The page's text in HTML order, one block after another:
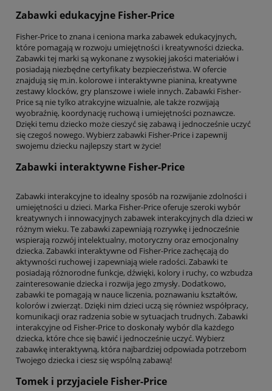
Zabawki edukacyjne Fisher-Price
Fisher-Price to znana i ceniona marka zabawek edukacyjnych,
które pomagają w rozwoju umiejętności i kreatywności dziecka.
Zabawki tej marki są wykonane z wysokiej jakości materiałów i
posiadają niezbędne certyfikaty bezpieczeństwa. W ofercie
znajdują się m.in. kolorowe i interaktywne pianina, kreatywne
zestawy klocków, gry planszowe i wiele innych. Zabawki Fisher-
Price są nie tylko atrakcyjne wizualnie, ale także rozwijają
wyobraźnię, koordynację ruchową i umiejętności poznawcze.
Dzięki temu dziecko może cieszyć się zabawą i jednocześnie uczyć
się czegoś nowego. Wybierz zabawki Fisher-Price i zapewnij
swojemu dziecku najlepszy start w życie!
Zabawki interaktywne Fisher-Price
Zabawki interakcyjne to idealny sposób na rozwijanie zdolności i
umiejętności u dzieci. Marka Fisher-Price oferuje szeroki wybór
kreatywnych i innowacyjnych zabawek interakcyjnych dla dzieci w
różnym wieku. Te zabawki zapewniają rozrywkę i jednocześnie
wspierają rozwój intelektualny, motoryczny oraz emocjonalny
dziecka. Zabawki interaktywne od Fisher-Price zachęcają do
aktywności ruchowej i zapewniają wiele radości. Zabawki te
posiadają różnorodne funkcje, dźwięki, kolory i ruchy, co wzbudza
zainteresowanie dziecka i rozwija jego zmysły. Dodatkowo,
zabawki te pomagają w nauce liczenia, poznawaniu kształtów,
kolorów i zwierząt. Dzięki nim dzieci uczą się również współpracy,
komunikacji oraz radzenia sobie w sytuacjach trudnych. Zabawki
interakcyjne od Fisher-Price to doskonały wybór dla każdego
dziecka, które chce się bawić i jednocześnie uczyć. Wybierz
zabawkę interaktywną, która najbardziej odpowiada potrzebom
Twojego dziecka i ciesz się wspólną zabawą!
Tomek i przyjaciele Fisher-Price